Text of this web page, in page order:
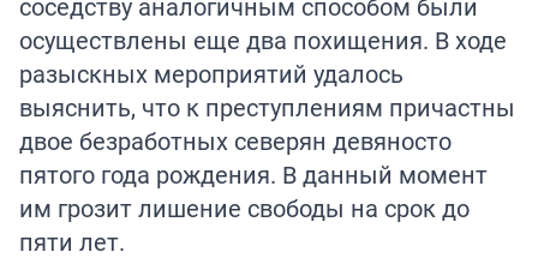
осуществлены еще два похищения. В ходе
разыскных мероприятий удалось
выяснить, что к преступлениям причастны
двое безработных северян девяносто
пятого года рождения. В данный момент
им грозит лишение свободы на срок до
пяти лет.